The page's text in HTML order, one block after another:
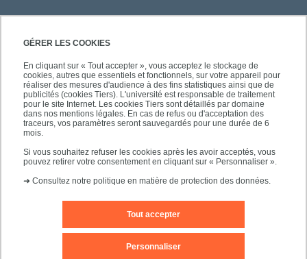
GÉRER LES COOKIES
En cliquant sur « Tout accepter », vous acceptez le stockage de
cookies, autres que essentiels et fonctionnels, sur votre appareil pour
réaliser des mesures d'audience à des fins statistiques ainsi que de
publicités (cookies Tiers). L'université est responsable de traitement
pour le site Internet. Les cookies Tiers sont détaillés par domaine
dans nos mentions légales. En cas de refus ou d'acceptation des
traceurs, vos paramètres seront sauvegardés pour une durée de 6
mois.
Si vous souhaitez refuser les cookies après les avoir acceptés, vous
pouvez retirer votre consentement en cliquant sur « Personnaliser ».
➜ Consultez notre politique en matière de protection des données.
Tout accepter
Personnaliser
PRATIQUE
NOS FORMATIONS
Nous contacter